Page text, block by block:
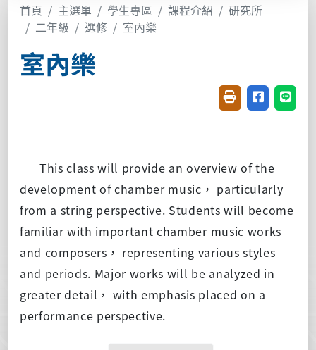
首頁 主選單 學生專區 課程介紹
研究所
二年級
選修 室內樂
室內樂
友善列印(開新視
分享至臉書
分享
This class will provide an overview of the
development of chamber music， particularly
from a string perspective. Students will become
familiar with important chamber music works
and composers， representing various styles
and periods. Major works will be analyzed in
greater detail， with emphasis placed on a
performance perspective.